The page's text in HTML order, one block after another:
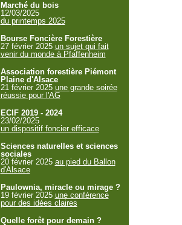
Marché du bois
12/03/2025
du printemps 2025
Bourse Foncière Forestière
27 février 2025 un sujet qui fait
venir du monde à Pfaffenheim
Association forestière Piémont
Plaine d'Alsace
21 février 2025 une grande soirée
réussie pour l'AG
ECIF 2019 - 2024
23/02/2025
un dispositif foncier efficace
Sciences naturelles et sciences
sociales
20 février 2025 au pied du Ballon
d'Alsace
Paulownia, miracle ou mirage ?
19 février 2025 une conférence
pour des idées claires
Quelle forêt pour demain ?